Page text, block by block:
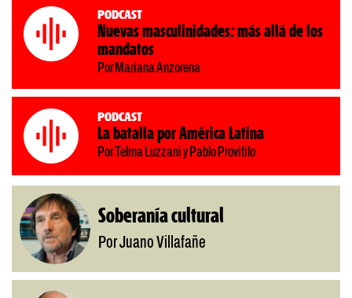
Podcast
Nuevas masculinidades: más allá de los
mandatos
Por Mariana Anzorena
Podcast
La batalla por América Latina
Por Telma Luzzani y Pablo Provitilo
Soberanía cultural
Por Juano Villafañe